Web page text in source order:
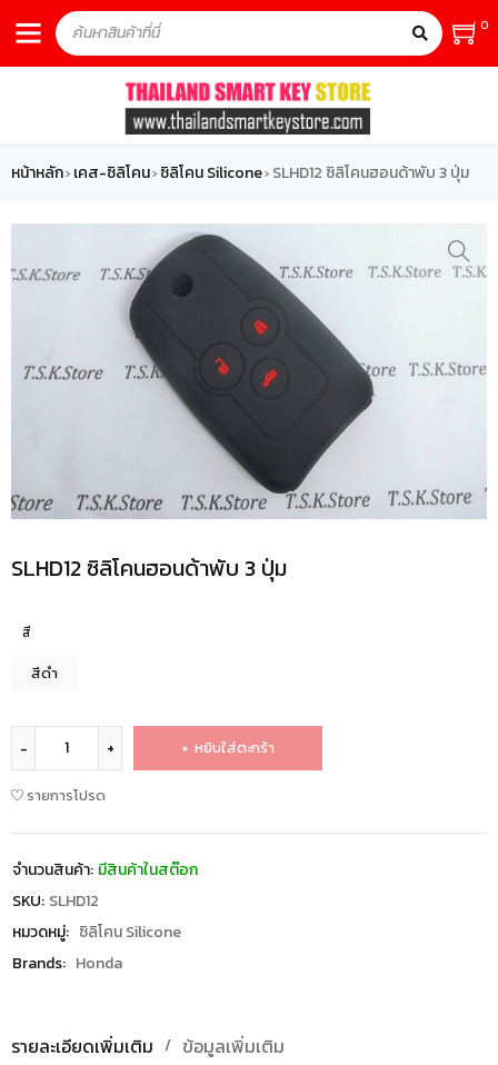
0
หน้าหลัก› เคส-ซิลิโคน› ซิลิโคน Silicone› SLHD12 ซิลิโคนฮอนด้าพับ 3 ปุ่ม
SLHD12 ซิลิโคนฮอนด้าพับ 3 ปุ่ม
สี
สีดำ
หยิบใส่ตะกร้า
รายการโปรด
จำนวนสินค้า: มีสินค้าในสต๊อก
SKU: SLHD12
หมวดหมู่: ซิลิโคน Silicone
Brands: Honda
รายละเอียดเพิ่มเติม ข้อมูลเพิ่มเติม